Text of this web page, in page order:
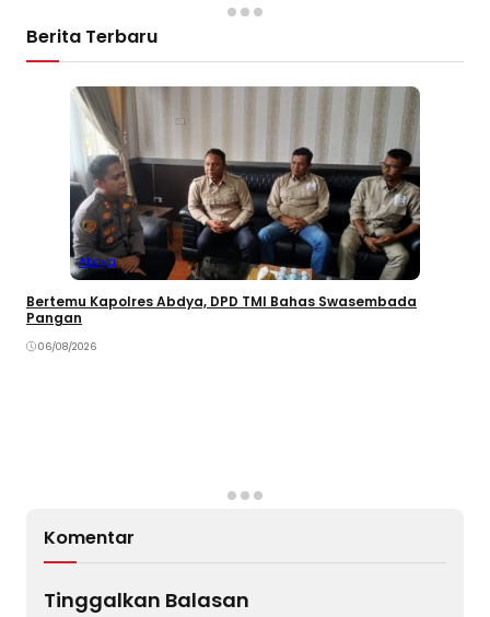
Berita Terbaru
Abdya
Bertemu Kapolres Abdya, DPD TMI Bahas Swasembada
Pangan
06/08/2026
Komentar
Tinggalkan Balasan